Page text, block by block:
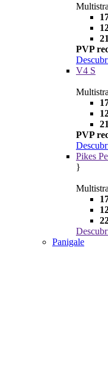
PVP
V4 S
PVP
Pikes
}
Panigale